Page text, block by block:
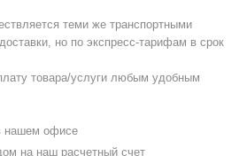
теми же транспортными
но по экспресс-тарифам в срок
товара/услуги любым удобным
нашем офисе
на наш расчетный счет